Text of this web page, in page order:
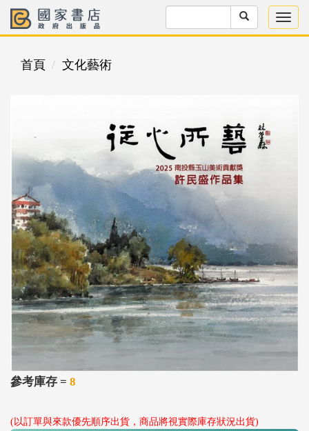
首頁 文化藝術
參考庫存 = 8
(以訂單與來款優先順序出貨，商品將視實際庫存狀況出貨)